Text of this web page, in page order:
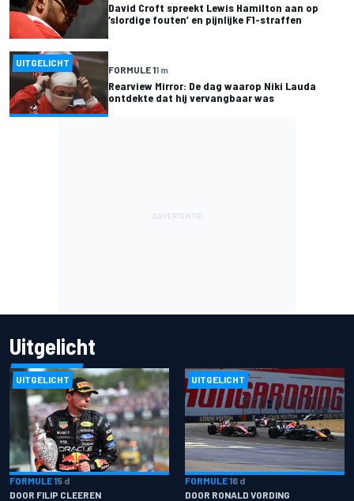
David Croft spreekt Lewis Hamilton aan op
‘slordige fouten’ en pijnlijke F1-straffen
UITGELICHT
FORMULE 11 m
Rearview Mirror: De dag waarop Niki Lauda
ontdekte dat hij vervangbaar was
Uitgelicht
UITGELICHT
FORMULE 15 d
DOOR FILIP CLEEREN
UITGELICHT
FORMULE 16 d
DOOR RONALD VORDING